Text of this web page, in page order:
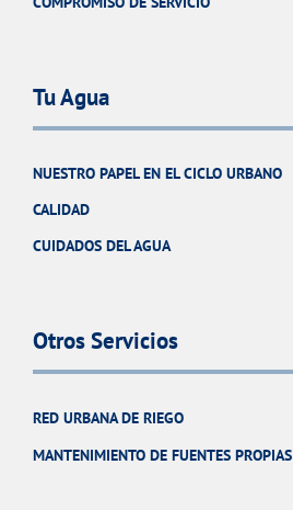
Tu Agua
NUESTRO PAPEL EN EL CICLO URBANO
CALIDAD
CUIDADOS DEL AGUA
Otros Servicios
RED URBANA DE RIEGO
MANTENIMIENTO DE FUENTES PROPIAS